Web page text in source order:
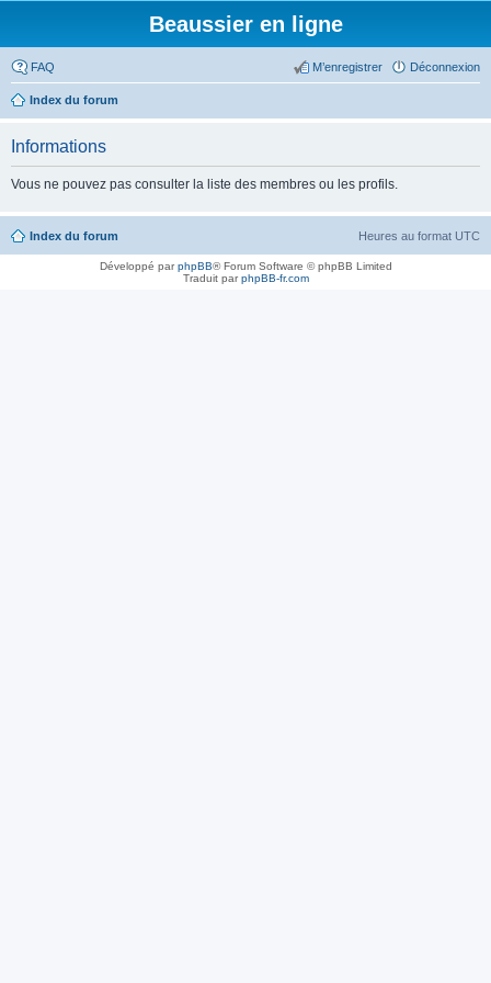
Beaussier en ligne
FAQ Déconnexion
M’enregistrer
Index du forum
Informations
Vous ne pouvez pas consulter la liste des membres ou les profils.
Index du forum Heures au format UTC
Développé parphpBB® Forum Software © phpBB Limited
Traduit parphpBB-fr.com